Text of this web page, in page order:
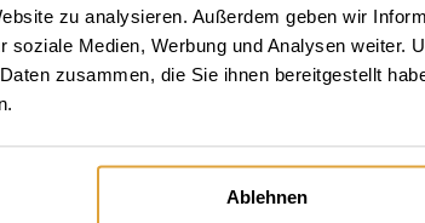
zu analysieren. Außerdem geben wir
soziale Medien, Werbung und Analysen weiter.
zusammen, die Sie ihnen bereitgestellt
Ablehnen
in örtlicher Betäubung
durchschlafen wollen,
Erfahrung unserer